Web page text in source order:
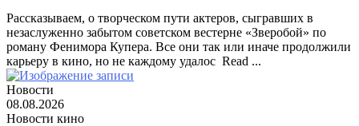
Рассказываем, о творческом пути актеров, сыгравших в
незаслуженно забытом советском вестерне «Зверобой» по
роману Фенимора Купера. Все они так или иначе продолжили
карьеру в кино, но не каждому удалос ​ Read ...
Новости
08.08.2026
Новости кино